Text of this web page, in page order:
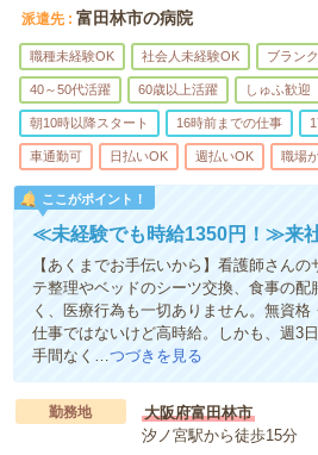
派遣先 富田林市の病院
職種未経験OK 社会人未経験OK ブラン
40～50代活躍 60歳以上活躍 しゅふ歓迎
朝10時以降スタート 16時前までの仕事
車通勤可 日払いOK 週払いOK 職場
ここがポイント！
≪未経験でも時給1350円！≫来
【あくまでお手伝いから】看護師さん
テ整理やベッドのシーツ交換、食事の
く、医療行為も一切ありません。無資
仕事ではないけど高時給。しかも、週3
手間なく…つづきを見る
勤務地
大阪府富田林市
汐ノ宮駅から徒歩15分